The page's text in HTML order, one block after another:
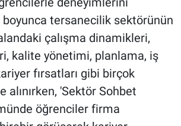
boyunca tersanecilik sektörünün
çalışma dinamikleri,
kalite yönetimi, planlama, iş
fırsatları gibi birçok
alınırken, 'Sektör Sohbet
öğrenciler firma